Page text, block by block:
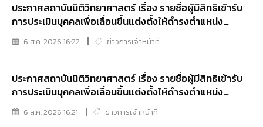
ประกาศสถาบันนิติวิทยาศาสตร์ เรื่อง รายชื่อผู้มีสิทธิเข้ารับ
การประเมินบุคคลเพื่อเลื่อนขึ้นแต่งตั้งให้ดำรงตำแหน่ง
ประเภทวิชาการ ระดับเชี่ยวชาญ ของสถาบันนิติวิทยาศาสตร์
6 ส.ค. 2026 16:22 ข่าวการเจ้าหน้าที่
ประกาศสถาบันนิติวิทยาศาสตร์ เรื่อง รายชื่อผู้มีสิทธิเข้ารับ
การประเมินบุคคลเพื่อเลื่อนขึ้นแต่งตั้งให้ดำรงตำแหน่ง
ประเภทวิชาการ ระดับชำนาญการพิเศษ ของสถาบัน
นิติวิทยาศาสตร์
6 ส.ค. 2026 16:21 ข่าวการเจ้าหน้าที่